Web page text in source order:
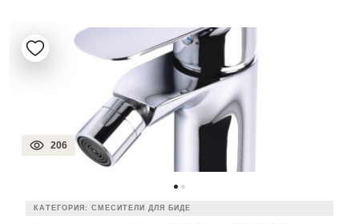
206
КАТЕГОРИЯ: СМЕСИТЕЛИ ДЛЯ БИДЕ